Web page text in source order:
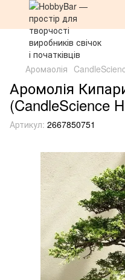
Аромаолія
Аромолія
(CandleScience
Артикул: 2667850751